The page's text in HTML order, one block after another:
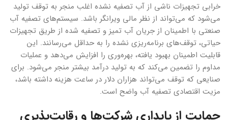
خرابی تجهیزات ناشی از آب تصفیه نشده اغلب منجر به توقف تولید
می‌شود که می‌تواند از نظر مالی ویرانگر باشد. سیستم‌های تصفیه آب
صنعتی با اطمینان از جریان آب تمیز و تصفیه شده از طریق تجهیزات
حیاتی، توقف‌های برنامه‌ریزی نشده را به حداقل می‌رسانند. این
قابلیت اطمینان بهبود یافته، بهره‌وری را افزایش می‌دهد و عملیات
مداوم را تضمین می‌کند که به تولید درآمد بیشتر منجر می‌شود. برای
صنایعی که توقف می‌تواند هزاران دلار در ساعت هزینه داشته باشد،
مزیت اقتصادی تصفیه آب واضح است.
حمایت از پایداری شرکت‌ها و رقابت‌پذیری